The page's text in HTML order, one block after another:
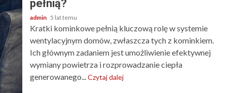
pełnią?
admin 5 lat temu
Kratki kominkowe pełnią kluczową rolę w systemie
wentylacyjnym domów, zwłaszcza tych z kominkiem.
Ich głównym zadaniem jest umożliwienie efektywnej
wymiany powietrza i rozprowadzanie ciepła
generowanego... Czytaj dalej